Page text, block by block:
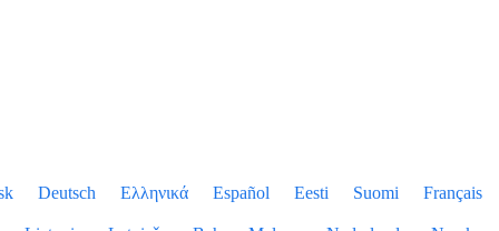
Deutsch Ελληνικά Español Eesti Suomi Français